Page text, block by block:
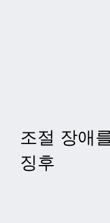
조절 장애
징후